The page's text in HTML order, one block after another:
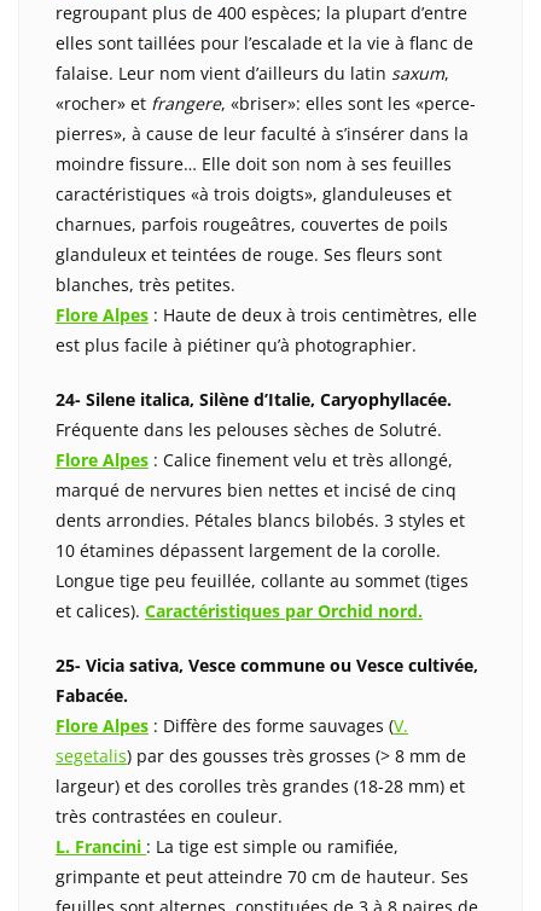
regroupant plus de 400 espèces; la plupart d’entre
elles sont taillées pour l’escalade et la vie à flanc de
falaise. Leur nom vient d’ailleurs du latin saxum,
«rocher» et frangere, «briser»: elles sont les «perce-
pierres», à cause de leur faculté à s’insérer dans la
moindre fissure… Elle doit son nom à ses feuilles
caractéristiques «à trois doigts», glanduleuses et
charnues, parfois rougeâtres, couvertes de poils
glanduleux et teintées de rouge. Ses fleurs sont
blanches, très petites.
Flore Alpes : Haute de deux à trois centimètres, elle
est plus facile à piétiner qu’à photographier.
24- Silene italica, Silène d’Italie, Caryophyllacée.
Fréquente dans les pelouses sèches de Solutré.
Flore Alpes : Calice finement velu et très allongé,
marqué de nervures bien nettes et incisé de cinq
dents arrondies. Pétales blancs bilobés. 3 styles et
10 étamines dépassent largement de la corolle.
Longue tige peu feuillée, collante au sommet (tiges
et calices). Caractéristiques par Orchid nord.
25- Vicia sativa, Vesce commune ou Vesce cultivée,
Fabacée.
Flore Alpes : Diffère des forme sauvages (V.
segetalis) par des gousses très grosses (> 8 mm de
largeur) et des corolles très grandes (18-28 mm) et
très contrastées en couleur.
L. Francini : La tige est simple ou ramifiée,
grimpante et peut atteindre 70 cm de hauteur. Ses